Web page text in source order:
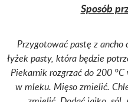
Sposób
Przygotować pastę z ancho
łyżek pasty, która będzie
Piekarnik rozgrzać do 200
w mleku. Mięso zmielić.